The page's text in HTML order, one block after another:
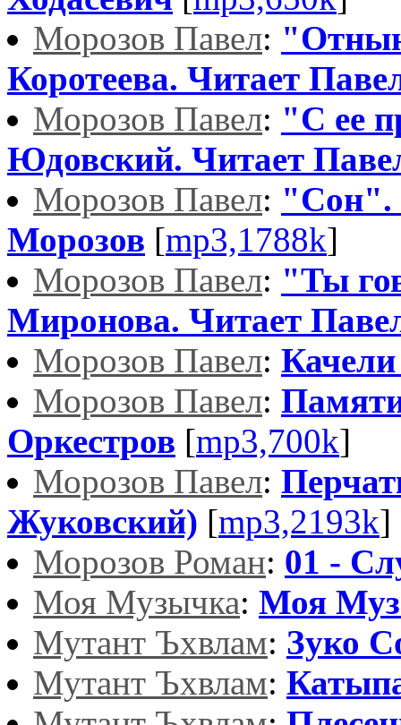
Морозов Павел:
Коротеева. Читает
Морозов Павел: "С ее
Юдовский. Читает
Морозов Павел: "Сон".
Морозов [mp3,1788k]
Морозов Павел: "Ты
Миронова. Читает
Морозов Павел:
Морозов Павел:
Оркестров [mp3,700k]
Морозов Павел:
Жуковский) [mp3,2193k]
Морозов Роман: 01 -
Моя Музычка: Моя
Мутант Ъхвлам: Зуко
Мутант Ъхвлам: